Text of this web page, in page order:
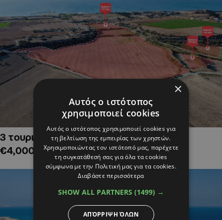
3 τουριστικά χωράφια στην Αλαμινό,
€4,000,000
×
Αυτός ο ιστότοπος
χρησιμοποιεί cookies
Αυτός ο ιστότοπος χρησιμοποιεί cookies για
τη βελτίωση της εμπειρίας των χρηστών.
Χρησιμοποιώντας τον ιστότοπό μας, παρέχετε
τη συγκατάθεσή σας για όλα τα cookies
σύμφωνα με την Πολιτική μας για τα cookies.
Διαβάστε περισσότερα
SHOW ALL PARTNERS (1499) →
ΑΠΌΡΡΙΨΗ ΌΛΩΝ